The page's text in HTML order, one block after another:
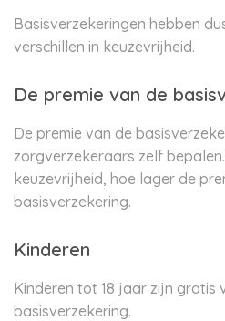
Basisverzekeringen hebben
verschillen in keuzevrijheid.
De premie van de
De premie van de
zorgverzekeraars zelf
keuzevrijheid, hoe lager de
basisverzekering.
Kinderen
Kinderen tot 18 jaar zijn gratis
basisverzekering.